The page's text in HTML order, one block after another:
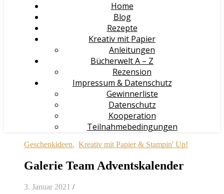
Home
Blog
Rezepte
Kreativ mit Papier
Anleitungen
Bücherwelt A – Z
Rezension
Impressum & Datenschutz
Gewinnerliste
Datenschutz
Kooperation
Teilnahmebedingungen
Geschenkideen, Kreativ mit Papier & Stampin' Up!
Galerie Team Adventskalender
3. Januar 2021 /